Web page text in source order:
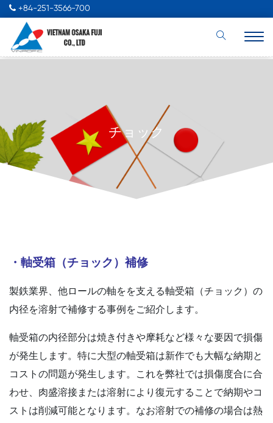
+84-251-3566-700
チョック
・軸受箱（チョック）補修
製鉄業界、他ロールの軸をを支える軸受箱（チョック）の
内径を溶射で補修する事例をご紹介します。
軸受箱の内径部分は焼き付きや摩耗など様々な要因で損傷
が発生します。特に大型の軸受箱は新作でも大幅な納期と
コストの問題が発生します。これを弊社では損傷度合に合
わせ、肉盛溶接または溶射により復元することで納期やコ
ストは削減可能となります。なお溶射での補修の場合は熱